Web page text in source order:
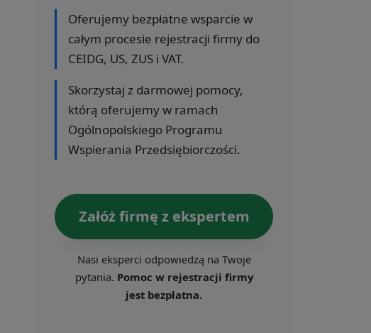
Oferujemy bezpłatne wsparcie w
całym procesie rejestracji firmy do
CEIDG, US, ZUS i VAT.
Skorzystaj z darmowej pomocy,
którą oferujemy w ramach
Ogólnopolskiego Programu
Wspierania Przedsiębiorczości.
Załóż firmę z ekspertem
Nasi eksperci odpowiedzą na Twoje
pytania. Pomoc w rejestracji firmy
jest bezpłatna.